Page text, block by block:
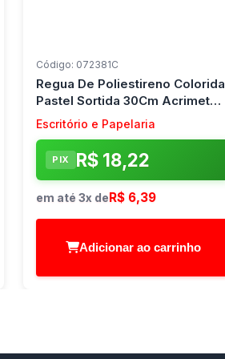
Código: 072381C
Regua De Poliestireno Colorida
Pastel Sortida 30Cm Acrimet
(Cx.c/06)
Escritório e Papelaria
PIX R$ 18,22
em até 3x deR$ 6,39
Adicionar ao carrinho